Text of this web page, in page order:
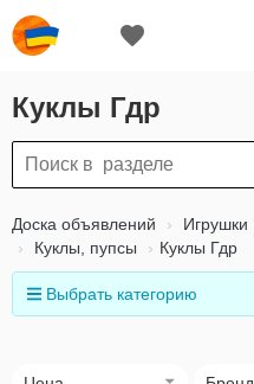
Куклы Гдр
Доска объявлений Игрушки
Куклы, пупсы
Куклы Гдр
Выбрать категорию